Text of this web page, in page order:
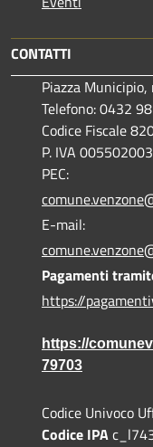
CONTATTI
Piazza
Telefono: 0432
Codice Fiscale
P. IVA
PEC:
E-mail:
Pagamenti
https://
https://
79703
Codice Univoco
Codice IPA